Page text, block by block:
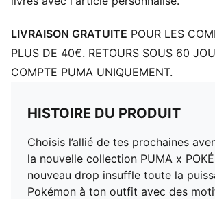
LIVRAISON GRATUITE POUR LES
PLUS DE 40€. RETOURS SOUS 60
COMPTE PUMA UNIQUEMENT.
HISTOIRE DU PRODUIT
Choisis l’allié de tes prochaines
la nouvelle collection PUMA x
nouveau drop insuffle toute la
Pokémon à ton outfit avec des